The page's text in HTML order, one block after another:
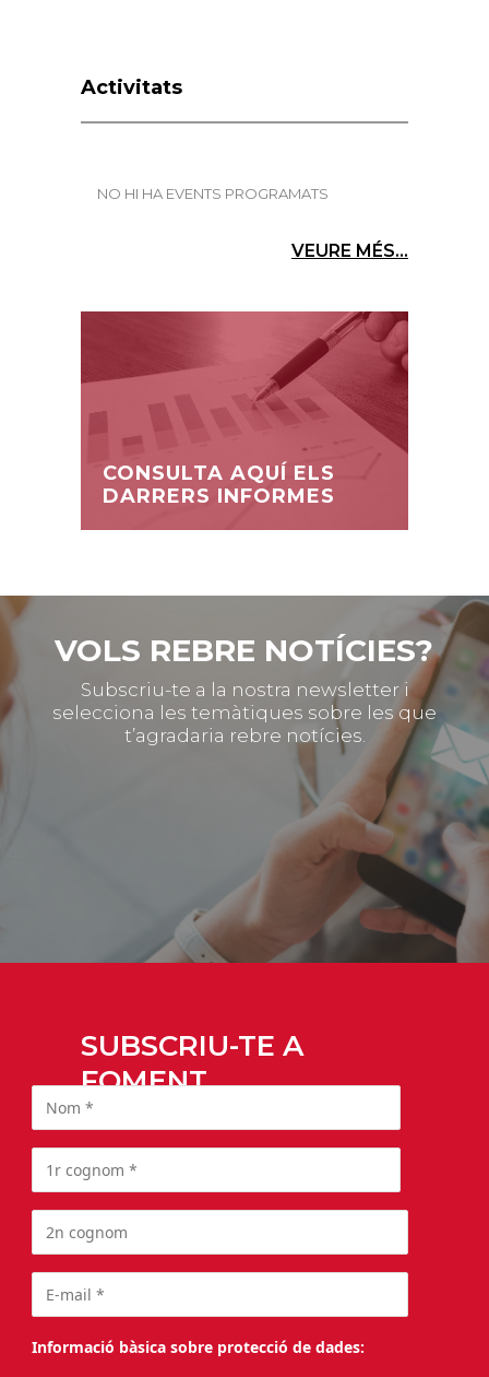
Activitats
NO HI HA EVENTS PROGRAMATS
VEURE MÉS...
CONSULTA AQUÍ ELS
DARRERS INFORMES
VOLS REBRE NOTÍCIES?
Subscriu-te a la nostra newsletter i
selecciona les temàtiques sobre les que
t’agradaria rebre notícies.
SUBSCRIU-TE A
FOMENT
Informació bàsica sobre protecció de dades: